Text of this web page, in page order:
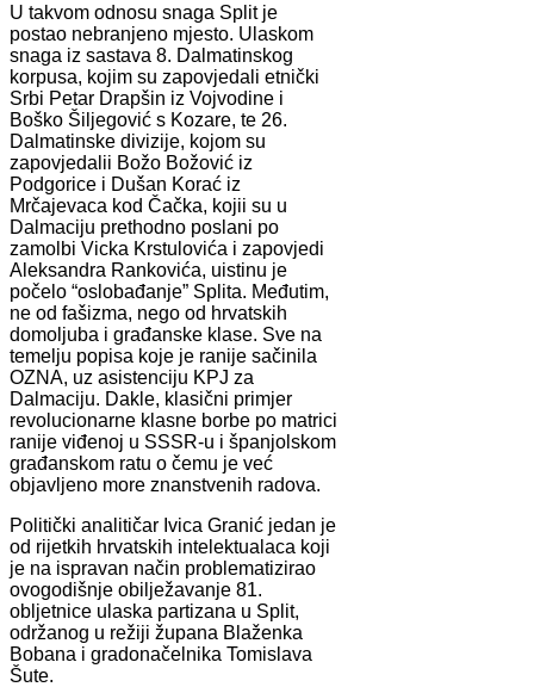
U takvom odnosu snaga Split je
postao nebranjeno mjesto. Ulaskom
snaga iz sastava 8. Dalmatinskog
korpusa, kojim su zapovjedali etnički
Srbi Petar Drapšin iz Vojvodine i
Boško Šiljegović s Kozare, te 26.
Dalmatinske divizije, kojom su
zapovjedalii Božo Božović iz
Podgorice i Dušan Korać iz
Mrčajevaca kod Čačka, kojii su u
Dalmaciju prethodno poslani po
zamolbi Vicka Krstulovića i zapovjedi
Aleksandra Rankovića, uistinu je
počelo “oslobađanje” Splita. Međutim,
ne od fašizma, nego od hrvatskih
domoljuba i građanske klase. Sve na
temelju popisa koje je ranije sačinila
OZNA, uz asistenciju KPJ za
Dalmaciju. Dakle, klasični primjer
revolucionarne klasne borbe po matrici
ranije viđenoj u SSSR-u i španjolskom
građanskom ratu o čemu je već
objavljeno more znanstvenih radova.
Politički analitičar Ivica Granić jedan je
od rijetkih hrvatskih intelektualaca koji
je na ispravan način problematizirao
ovogodišnje obilježavanje 81.
obljetnice ulaska partizana u Split,
održanog u režiji župana Blaženka
Bobana i gradonačelnika Tomislava
Šute.